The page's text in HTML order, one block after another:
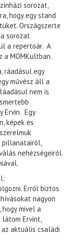
sorozat,
hogy egy stand
Országszerte
sorozat
a repertoár. A
a MOMKultban.
ráadásul egy
művész áll a
nem is
Ervin. Egy
képek és
pillanatairól,
nehézségeiről.
Erről biztos
nagyon
mivel a
látom Ervint,
aktuális családi